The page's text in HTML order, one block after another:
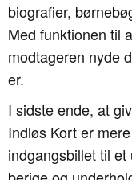
biografier,
Med funktionen til
modtageren nyde
er.
I sidste ende, at
Indløs Kort er
indgangsbillet til